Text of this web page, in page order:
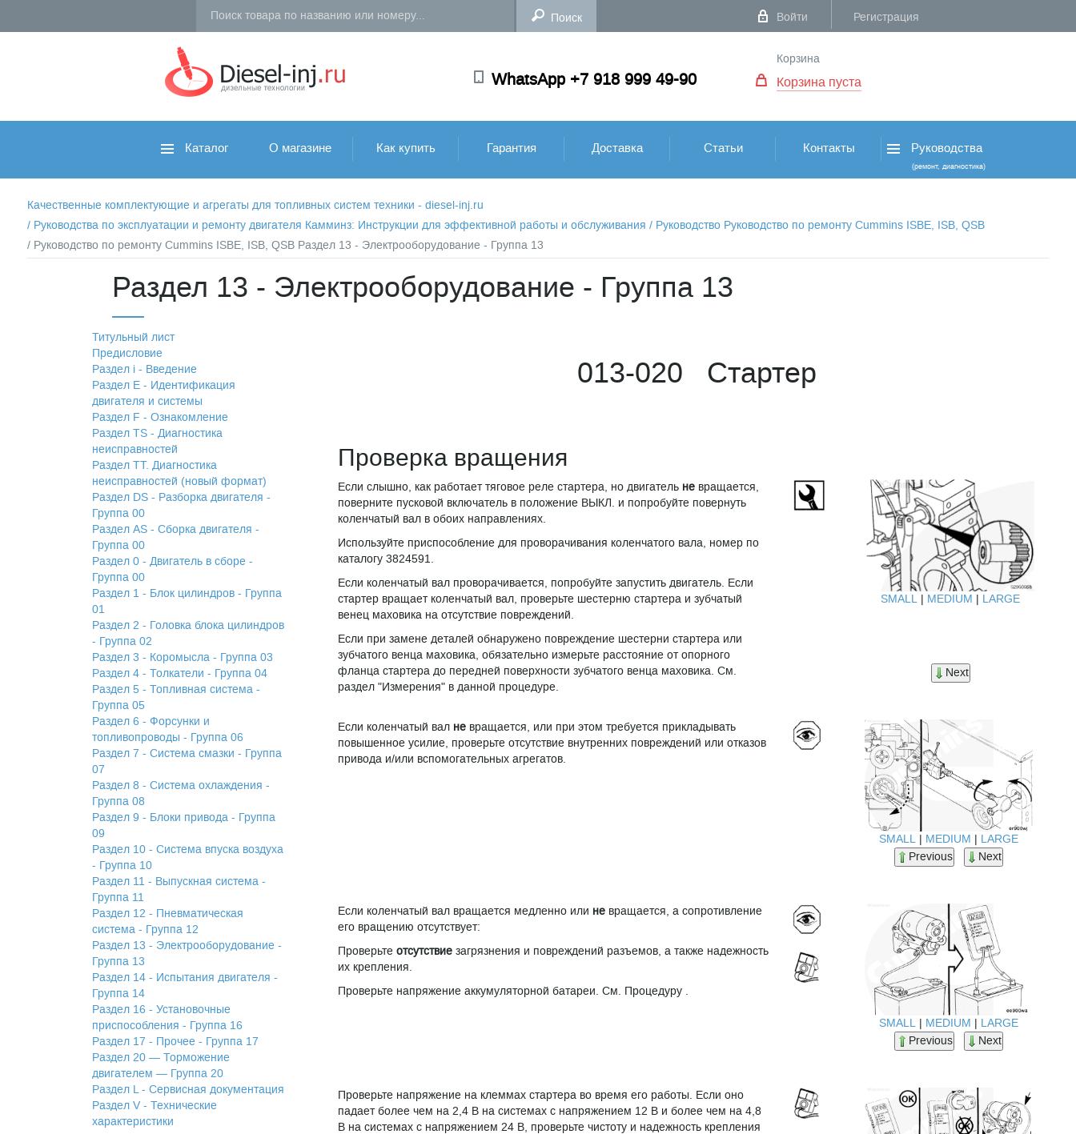
Войти Регистрация
WhatsApp +7 918 999 49-90
Корзина
Корзина пуста
Каталог О магазине Как купить Гарантия Доставка Статьи Контакты Руководства
(ремонт, диагностика)
Качественные комплектующие и агрегаты для топливных систем техники - diesel-inj.ru
/ Руководства по эксплуатации и ремонту двигателя Камминз: Инструкции для эффективной работы и обслуживания / Руководство Руководство по ремонту Cummins ISBE, ISB, QSB
/ Руководство по ремонту Cummins ISBE, ISB, QSB Раздел 13 - Электрооборудование - Группа 13
Раздел 13 - Электрооборудование - Группа 13
Титульный лист
Предисловие
Раздел i - Введение
Раздел Е - Идентификация
двигателя и системы
Раздел F - Ознакомление
Раздел TS - Диагностика
неисправностей
Раздел TТ. Диагностика
неисправностей (новый формат)
Раздел DS - Разборка двигателя -
Группа 00
Раздел АS - Сборка двигателя -
Группа 00
Раздел 0 - Двигатель в сборе -
Группа 00
Раздел 1 - Блок цилиндров - Группа
01
Раздел 2 - Головка блока цилиндров
- Группа 02
Раздел 3 - Коромысла - Группа 03
Раздел 4 - Толкатели - Группа 04
Раздел 5 - Топливная система -
Группа 05
Раздел 6 - Форсунки и
топливопроводы - Группа 06
Раздел 7 - Система смазки - Группа
07
Раздел 8 - Система охлаждения -
Группа 08
Раздел 9 - Блоки привода - Группа
09
Раздел 10 - Система впуска воздуха
- Группа 10
Раздел 11 - Выпускная система -
Группа 11
Раздел 12 - Пневматическая
система - Группа 12
Раздел 13 - Электрооборудование -
Группа 13
Раздел 14 - Испытания двигателя -
Группа 14
Раздел 16 - Установочные
приспособления - Группа 16
Раздел 17 - Прочее - Группа 17
Раздел 20 — Торможение
двигателем — Группа 20
Раздел L - Сервисная документация
Раздел V - Технические
характеристики
013-020 Стартер
Проверка вращения
Если слышно, как работает тяговое реле стартера, но двигатель невращается,
поверните пусковой включатель в положение ВЫКЛ. и попробуйте повернуть
коленчатый вал в обоих направлениях.
Используйте приспособление для проворачивания коленчатого вала, номер по
каталогу 3824591.
Если коленчатый вал проворачивается, попробуйте запустить двигатель. Если
стартер вращает коленчатый вал, проверьте шестерню стартера и зубчатый
венец маховика на отсутствие повреждений.
Если при замене деталей обнаружено повреждение шестерни стартера или
зубчатого венца маховика, обязательно измерьте расстояние от опорного
фланца стартера до передней поверхности зубчатого венца маховика. См.
раздел "Измерения" в данной процедуре.
SMALL | MEDIUM | LARGE
Next
Если коленчатый вал невращается, или при этом требуется прикладывать
повышенное усилие, проверьте отсутствие внутренних повреждений или отказов
привода и/или вспомогательных агрегатов.
SMALL | MEDIUM | LARGE
Previous
Next
Если коленчатый вал вращается медленно или невращается, а сопротивление
его вращению отсутствует:
Проверьте отсутствиезагрязнения и повреждений разъемов, а также надежность
их крепления.
Проверьте напряжение аккумуляторной батареи. См. Процедуру .
SMALL | MEDIUM | LARGE
Previous
Next
Проверьте напряжение на клеммах стартера во время его работы. Если оно
падает более чем на 2,4 В на системах с напряжением 12 В и более чем на 4,8
В на системах с напряжением 24 В, проверьте чистоту и надежность крепления